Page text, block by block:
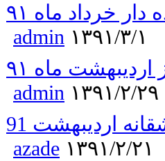
خرداد ماه ۹۱
admin ۱۳۹۱/۳/۱
ماه ۹۱
admin ۱۳۹۱/۲/۲۹
اردیبهشت 91
azade ۱۳۹۱/۲/۲۱